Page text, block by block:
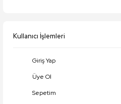
Ürün fiyatı diğer sitelerden daha pahalı.
Kullanıcı İşlemleri
Giriş Yap
Üye Ol
Sepetim